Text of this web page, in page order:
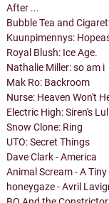
After ...
Bubble Tea and
Kuunpimennys:
Royal Blush: Ice Age.
Nathalie Miller: so am i
Mak Ro: Backroom
Nurse: Heaven Won't
Electric High: Siren's
Snow Clone: Ring
UTO: Secret Things
Dave Clark - America
Animal Scream - A
honeygaze - Avril